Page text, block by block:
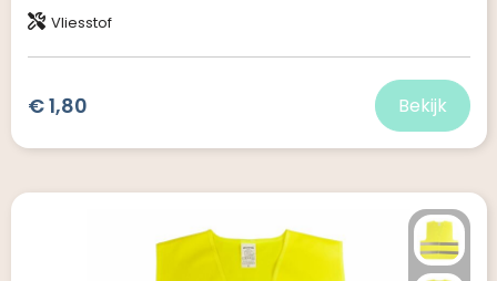
Vliesstof
€ 1,80 Bekijk